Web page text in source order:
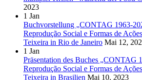
2023
1 Jan
Buchvorstellung „CONTAG 1963-
Reprodução Social e Formas de
Teixeira in Rio de Janeiro Mai 12,
1 Jan
Präsentation des Buches „CONTAG
Reprodução Social e Formas de
Teixeira in Brasilien Mai 10, 2023